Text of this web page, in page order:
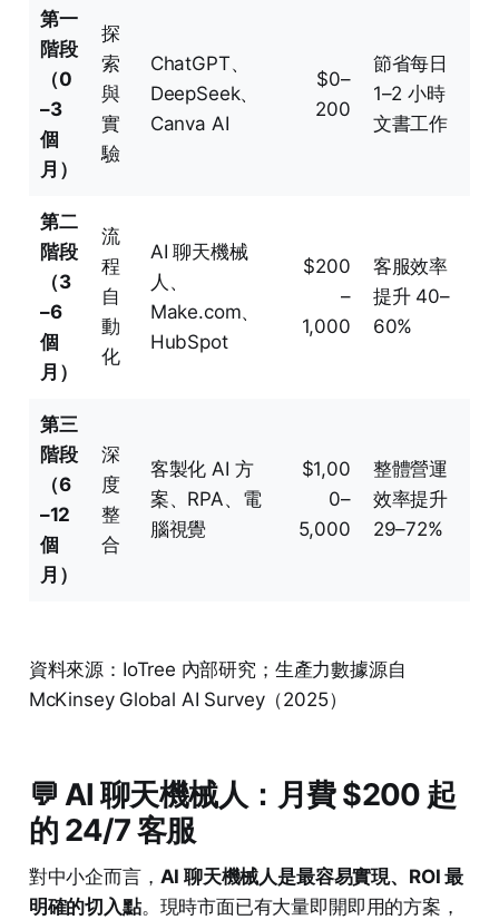
第一
階段
（0
–3
個
月）
探
索
與
實
驗
ChatGPT、
DeepSeek、
Canva AI
$0–
200
節省每日
1–2 小時
文書工作
第二
階段
（3
–6
個
月）
流
程
自
動
化
AI 聊天機械
人、
Make.com、
HubSpot
$200
–
1,000
客服效率
提升 40–
60%
第三
階段
（6
–12
個
月）
深
度
整
合
客製化 AI 方
案、RPA、電
腦視覺
$1,00
0–
5,000
整體營運
效率提升
29–72%
資料來源：IoTree 內部研究；生產力數據源自
McKinsey Global AI Survey（2025）
💬 AI 聊天機械人：月費 $200 起
的 24/7 客服
對中小企而言， AI 聊天機械人是最容易實現、ROI 最
明確的切入點。現時市面已有大量即開即用的方案，